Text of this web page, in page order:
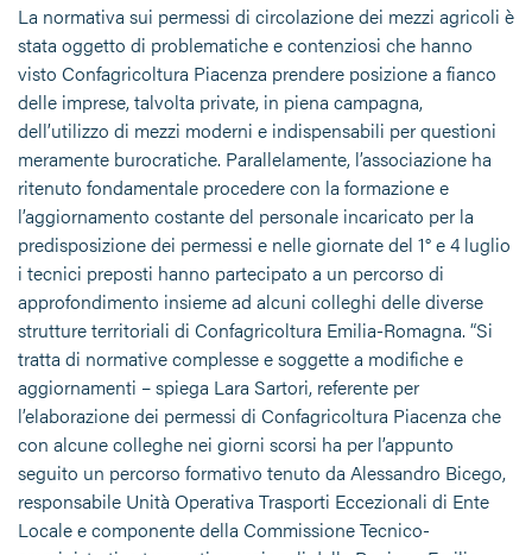
La normativa sui permessi di circolazione dei mezzi agricoli è
stata oggetto di problematiche e contenziosi che hanno
visto Confagricoltura Piacenza prendere posizione a fianco
delle imprese, talvolta private, in piena campagna,
dell’utilizzo di mezzi moderni e indispensabili per questioni
meramente burocratiche. Parallelamente, l’associazione ha
ritenuto fondamentale procedere con la formazione e
l’aggiornamento costante del personale incaricato per la
predisposizione dei permessi e nelle giornate del 1° e 4 luglio
i tecnici preposti hanno partecipato a un percorso di
approfondimento insieme ad alcuni colleghi delle diverse
strutture territoriali di Confagricoltura Emilia-Romagna. “Si
tratta di normative complesse e soggette a modifiche e
aggiornamenti – spiega Lara Sartori, referente per
l’elaborazione dei permessi di Confagricoltura Piacenza che
con alcune colleghe nei giorni scorsi ha per l’appunto
seguito un percorso formativo tenuto da Alessandro Bicego,
responsabile Unità Operativa Trasporti Eccezionali di Ente
Locale e componente della Commissione Tecnico-